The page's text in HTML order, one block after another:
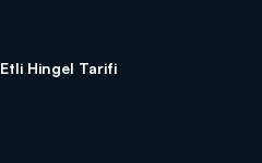
Etli Hingel Tarifi